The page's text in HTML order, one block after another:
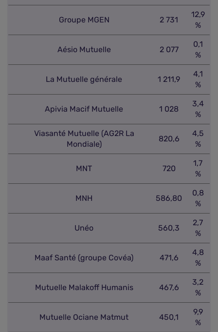
Groupe MGEN 2 731
12,9
%
Aésio Mutuelle 2 077
0,1
%
La Mutuelle générale 1 211,9
4,1
%
Apivia Macif Mutuelle 1 028
3,4
%
Viasanté Mutuelle (AG2R La
Mondiale)
820,6
4,5
%
MNT 720
1,7
%
MNH 586,80
0,8
%
Unéo 560,3
2,7
%
Maaf Santé (groupe Covéa) 471,6
4,8
%
Mutuelle Malakoff Humanis 467,6
3,2
%
Mutuelle Ociane Matmut 450,1
9,9
%